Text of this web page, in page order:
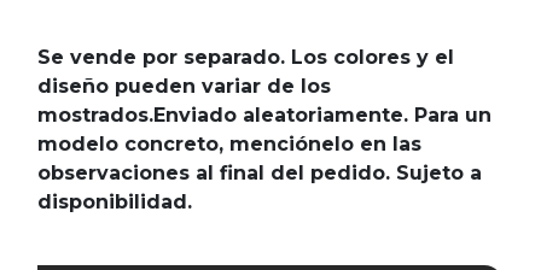
Se vende por separado. Los colores y el
diseño pueden variar de los
mostrados.Enviado aleatoriamente. Para un
modelo concreto, menciónelo en las
observaciones al final del pedido. Sujeto a
disponibilidad.